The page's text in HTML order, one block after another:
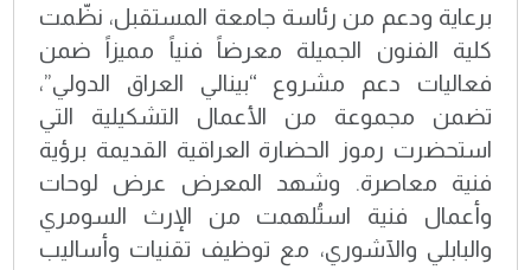
برعاية ودعم من رئاسة جامعة المستقبل، نظّمت
كلية الفنون الجميلة معرضاً فنياً مميزاً ضمن
فعاليات دعم مشروع “بينالي العراق الدولي”،
تضمن مجموعة من الأعمال التشكيلية التي
استحضرت رموز الحضارة العراقية القديمة برؤية
فنية معاصرة. وشهد المعرض عرض لوحات
وأعمال فنية استُلهمت من الإرث السومري
والبابلي والآشوري، مع توظيف تقنيات وأساليب